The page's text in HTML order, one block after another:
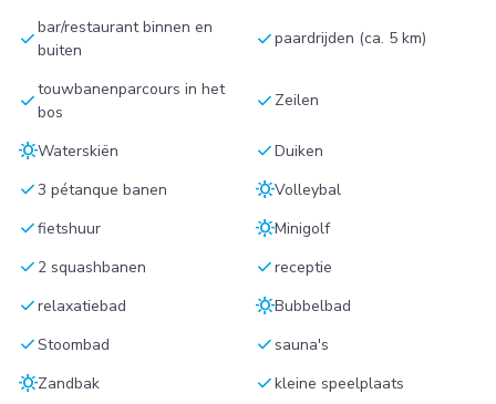
checkbar/restaurant binnen en
buiten
checkpaardrijden (ca. 5 km)
checktouwbanenparcours in het
bos
check Zeilen
sunnyWaterskiën checkDuiken
check3 pétanque banen sunnyVolleybal
checkfietshuur sunnyMinigolf
check 2 squashbanen checkreceptie
checkrelaxatiebad sunnyBubbelbad
checkStoombad check sauna's
sunnyZandbak checkkleine speelplaats